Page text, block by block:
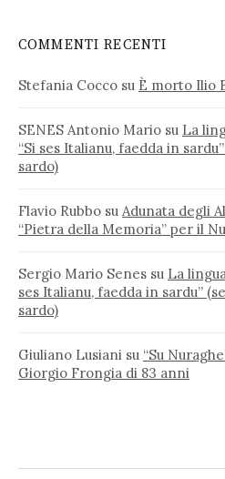
COMMENTI RECENTI
Stefania Cocco su È morto Ilio
SENES Antonio Mario su La
“Si ses Italianu, faedda in
sardo)
Flavio Rubbo su Adunata degli
“Pietra della Memoria” per il
Sergio Mario Senes su La
ses Italianu, faedda in sardu”
sardo)
Giuliano Lusiani su “Su
Giorgio Frongia di 83 anni